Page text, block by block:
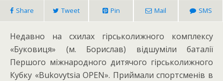
Share Tweet Pin Mail SMS
Недавно на схилах гірськолижного комплексу
«Буковиця» (м. Борислав) відшуміли баталії
Першого міжнародного дитячого гірськолижного
Кубку «Bukovytsia OPEN». Приймали спортсменів в